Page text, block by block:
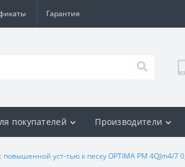
Гарантия
покупателей Производители
уст-тью к песку OPTIMA PM 4QJm4/7